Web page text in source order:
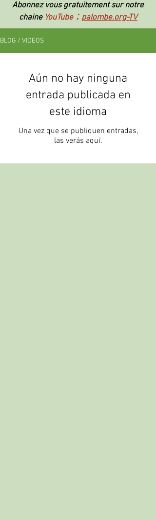
Abonnez vous gratuitement sur notre
chaine YouTube: palombe.org-TV
BLOG / VIDEOS
Aún no hay ninguna
entrada publicada en
este idioma
Una vez que se publiquen entradas,
las verás aquí.